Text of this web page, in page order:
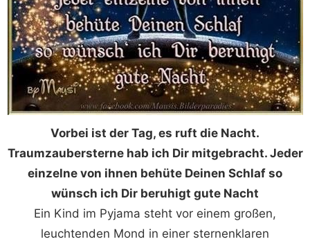
Vorbei ist der Tag, es ruft die Nacht.
Traumzaubersterne hab ich Dir mitgebracht. Jeder
einzelne von ihnen behüte Deinen Schlaf so
wünsch ich Dir beruhigt gute Nacht
Ein Kind im Pyjama steht vor einem großen,
leuchtenden Mond in einer sternenklaren